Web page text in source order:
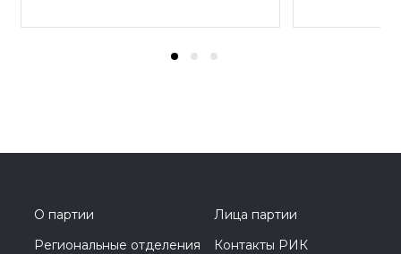
О партии
Лица партии
Региональные отделения
Контакты РИК